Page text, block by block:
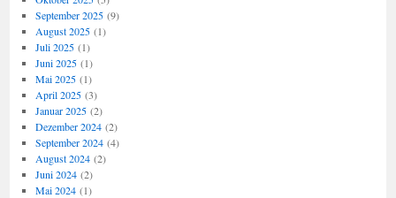
September 2025(9)
August 2025(1)
Juli 2025(1)
Juni 2025(1)
Mai 2025(1)
April 2025(3)
Januar 2025(2)
Dezember 2024(2)
September 2024(4)
August 2024(2)
Juni 2024(2)
Mai 2024(1)